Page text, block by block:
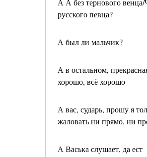
А А без тернового венца/
русского певца?
А был ли мальчик?
А в остальном,
хорошо, всё хорошо
А вас, сударь, прошу я
жаловать ни прямо, ни
А Васька слушает, да ест